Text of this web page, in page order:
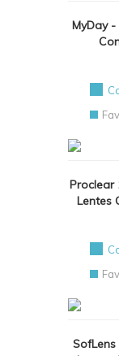
MyDay -
Proclear
Lentes